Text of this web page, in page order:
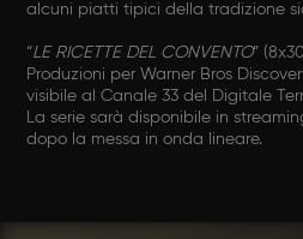
alcuni piatti tipici della tradizione
“LE RICETTE DEL CONVENTO”
Produzioni per Warner Bros
visibile al Canale 33 del Digitale
La serie sarà disponibile in
dopo la messa in onda lineare.